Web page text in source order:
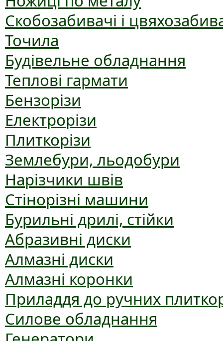
Скобозабивачі і
Точила
Будівельне обладнання
Теплові гармати
Бензорізи
Електрорізи
Плиткорізи
Землебури, льодобури
Нарізчики швів
Стінорізні машини
Бурильні дрилі, стійки
Абразивні диски
Алмазні диски
Алмазні коронки
Приладдя до ручних
Силове обладнання